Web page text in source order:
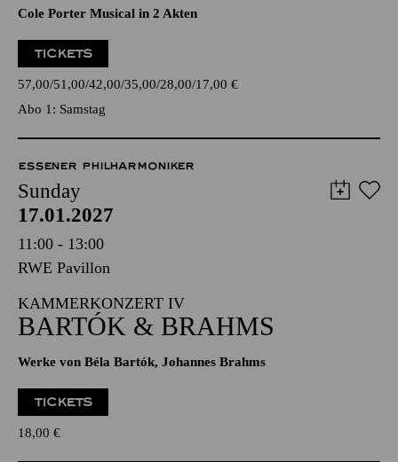
Cole Porter Musical in 2 Akten
TICKETS
57,00 51,00 42,00 35,00 28,00 17,00 €
Abo 1: Samstag
ESSENER PHILHARMONIKER
Sunday
17.01.2027
11:00 - 13:00
RWE Pavillon
KAMMERKONZERT IV
BARTÓK & BRAHMS
Werke von Béla Bartók, Johannes Brahms
TICKETS
18,00 €